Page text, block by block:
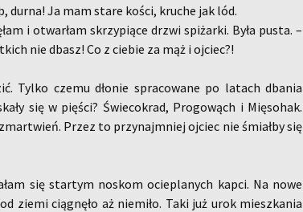
durna! Ja mam stare kości, kru­che jak lód.
i otwar­łam skrzy­pią­ce drzwi spi­żar­ki. Była pusta. –
nie dbasz! Co z cie­bie za mąż i oj­ciec?!
Tylko czemu dło­nie spra­co­wa­ne po la­tach dba­nia
się w pię­ści? Świe­co­krad, Pro­go­wąch i Mię­so­hak.
Przez to przy­naj­mniej oj­ciec nie śmiał­by się
się star­tym no­skom ocie­pla­nych kapci. Na nowe
ziemi cią­gnę­ło aż nie­mi­ło. Taki już urok miesz­ka­nia